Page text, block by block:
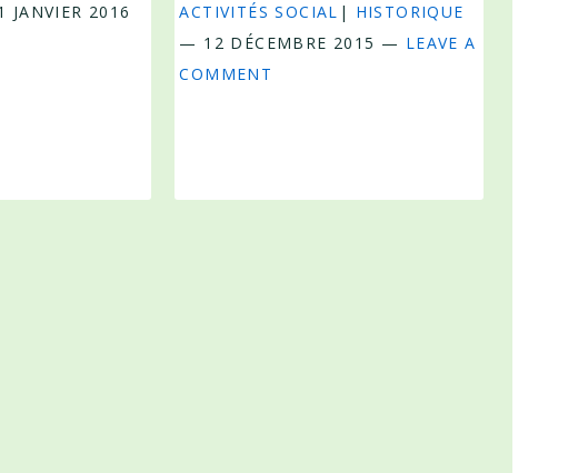
JANVIER 2016
ACTIVITÉS SOCIAL | HISTORIQUE
— 12 DÉCEMBRE 2015 — LEAVE A
COMMENT